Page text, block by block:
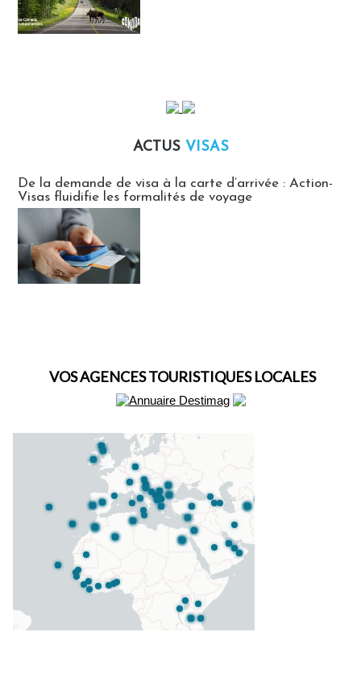
ACTUS VISAS
De la demande de visa à la carte d’arrivée : Action-
Visas fluidifie les formalités de voyage
VOS AGENCES TOURISTIQUES LOCALES